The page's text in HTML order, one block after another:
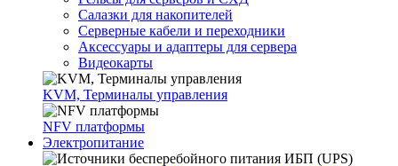
Салазки для накопителей
Серверные кабели и переходники
Аксессуары и адаптеры для сервера
Видеокарты
KVM, Терминалы управления
NFV платформы
Электропитание